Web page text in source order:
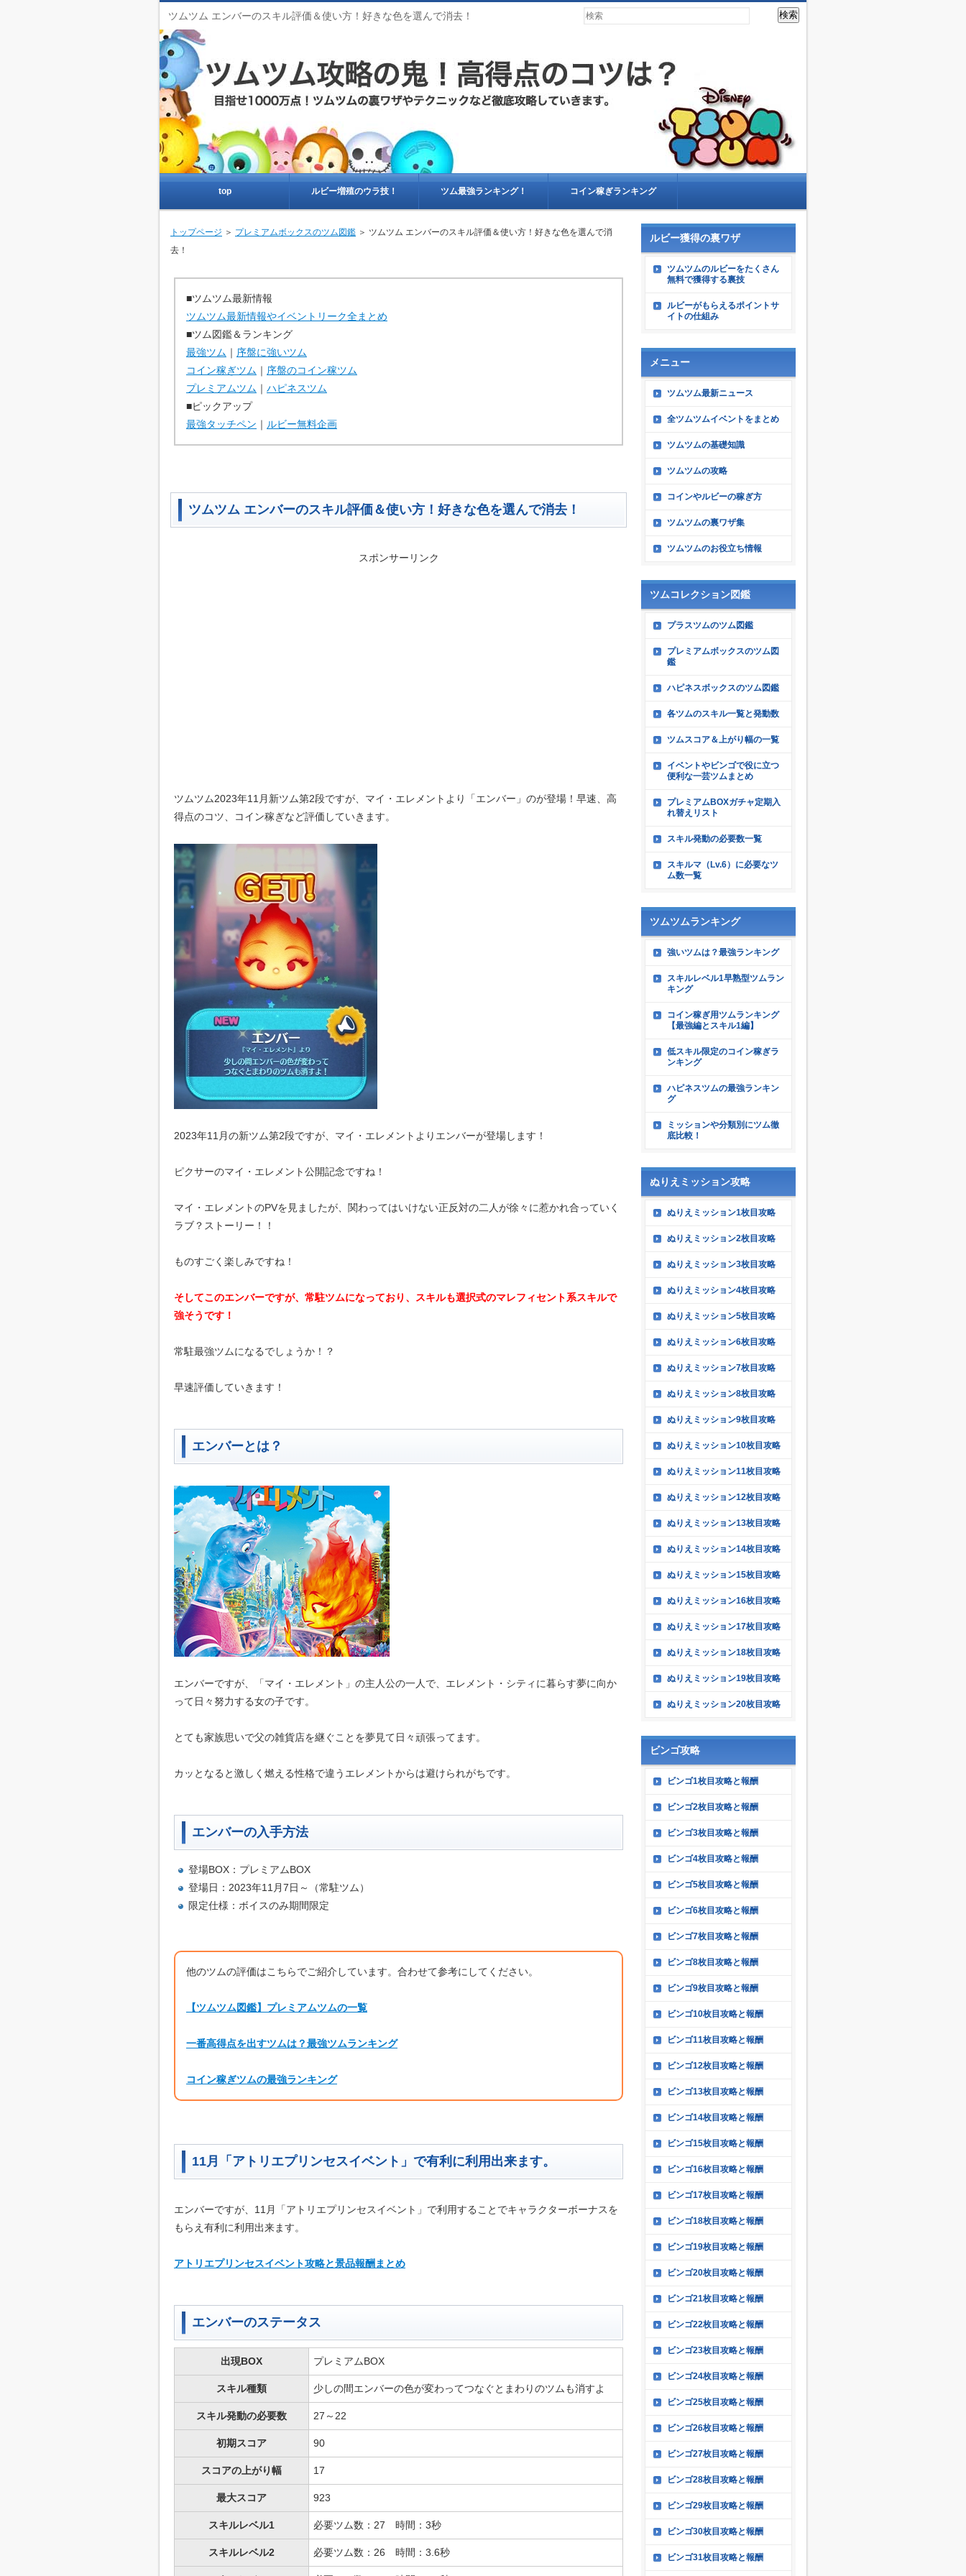
ツムツム エンバーのスキル評価＆使い方！好きな色を選んで消去！
トップページ ＞ プレミアムボックスのツム図鑑 ＞ ツムツム エンバーのスキル評価＆使い方！好きな色を選んで消
去！
■ツムツム最新情報
ツムツム最新情報やイベントリーク全まとめ
■ツム図鑑＆ランキング
最強ツム ｜ 序盤に強いツム
コイン稼ぎツム ｜ 序盤のコイン稼ツム
プレミアムツム ｜ ハピネスツム
■ピックアップ
最強タッチペン ｜ ルビー無料企画
ツムツム エンバーのスキル評価＆使い方！好きな色を選んで消去！
スポンサーリンク
ツムツム2023年11月新ツム第2段ですが、マイ・エレメントより「エンバー」のが登場！早速、高
得点のコツ、コイン稼ぎなど評価していきます。
2023年11月の新ツム第2段ですが、マイ・エレメントよりエンバーが登場します！
ピクサーのマイ・エレメント公開記念ですね！
マイ・エレメントのPVを見ましたが、関わってはいけない正反対の二人が徐々に惹かれ合っていく
ラブ？ストーリー！！
ものすごく楽しみですね！
そしてこのエンバーですが、常駐ツムになっており、スキルも選択式のマレフィセント系スキルで
強そうです！
常駐最強ツムになるでしょうか！？
早速評価していきます！
エンバーとは？
エンバーですが、「マイ・エレメント」の主人公の一人で、エレメント・シティに暮らす夢に向か
って日々努力する女の子です。
とても家族思いで父の雑貨店を継ぐことを夢見て日々頑張ってます。
カッとなると激しく燃える性格で違うエレメントからは避けられがちです。
エンバーの入手方法
登場BOX：プレミアムBOX
登場日：2023年11月7日～（常駐ツム）
限定仕様：ボイスのみ期間限定
他のツムの評価はこちらでご紹介しています。合わせて参考にしてください。
【ツムツム図鑑】プレミアムツムの一覧
一番高得点を出すツムは？最強ツムランキング
コイン稼ぎツムの最強ランキング
11月「アトリエプリンセスイベント」で有利に利用出来ます。
エンバーですが、11月「アトリエプリンセスイベント」で利用することでキャラクターボーナスを
もらえ有利に利用出来ます。
アトリエプリンセスイベント攻略と景品報酬まとめ
エンバーのステータス
出現BOX プレミアムBOX
スキル種類 少しの間エンバーの色が変わってつなぐとまわりのツムも消すよ
スキル発動の必要数 27～22
初期スコア 90
スコアの上がり幅 17
最大スコア 923
スキルレベル1 必要ツム数：27 時間：3秒
スキルレベル2 必要ツム数：26 時間：3.6秒
ルビー獲得の裏ワザ
ツムツムのルビーをたくさん
無料で獲得する裏技
ルビーがもらえるポイントサ
イトの仕組み
メニュー
ツムツム最新ニュース
全ツムツムイベントをまとめ
ツムツムの基礎知識
ツムツムの攻略
コインやルビーの稼ぎ方
ツムツムの裏ワザ集
ツムツムのお役立ち情報
ツムコレクション図鑑
プラスツムのツム図鑑
プレミアムボックスのツム図
鑑
ハピネスボックスのツム図鑑
各ツムのスキル一覧と発動数
ツムスコア＆上がり幅の一覧
イベントやビンゴで役に立つ
便利な一芸ツムまとめ
プレミアムBOXガチャ定期入
れ替えリスト
スキル発動の必要数一覧
スキルマ（Lv.6）に必要なツ
ム数一覧
ツムツムランキング
強いツムは？最強ランキング
スキルレベル1早熟型ツムラン
キング
コイン稼ぎ用ツムランキング
【最強編とスキル1編】
低スキル限定のコイン稼ぎラ
ンキング
ハピネスツムの最強ランキン
グ
ミッションや分類別にツム徹
底比較！
ぬりえミッション攻略
ぬりえミッション1枚目攻略
ぬりえミッション2枚目攻略
ぬりえミッション3枚目攻略
ぬりえミッション4枚目攻略
ぬりえミッション5枚目攻略
ぬりえミッション6枚目攻略
ぬりえミッション7枚目攻略
ぬりえミッション8枚目攻略
ぬりえミッション9枚目攻略
ぬりえミッション10枚目攻略
ぬりえミッション11枚目攻略
ぬりえミッション12枚目攻略
ぬりえミッション13枚目攻略
ぬりえミッション14枚目攻略
ぬりえミッション15枚目攻略
ぬりえミッション16枚目攻略
ぬりえミッション17枚目攻略
ぬりえミッション18枚目攻略
ぬりえミッション19枚目攻略
ぬりえミッション20枚目攻略
ビンゴ攻略
ビンゴ1枚目攻略と報酬
ビンゴ2枚目攻略と報酬
ビンゴ3枚目攻略と報酬
ビンゴ4枚目攻略と報酬
ビンゴ5枚目攻略と報酬
ビンゴ6枚目攻略と報酬
ビンゴ7枚目攻略と報酬
ビンゴ8枚目攻略と報酬
ビンゴ9枚目攻略と報酬
ビンゴ10枚目攻略と報酬
ビンゴ11枚目攻略と報酬
ビンゴ12枚目攻略と報酬
ビンゴ13枚目攻略と報酬
ビンゴ14枚目攻略と報酬
ビンゴ15枚目攻略と報酬
ビンゴ16枚目攻略と報酬
ビンゴ17枚目攻略と報酬
ビンゴ18枚目攻略と報酬
ビンゴ19枚目攻略と報酬
ビンゴ20枚目攻略と報酬
ビンゴ21枚目攻略と報酬
ビンゴ22枚目攻略と報酬
ビンゴ23枚目攻略と報酬
ビンゴ24枚目攻略と報酬
ビンゴ25枚目攻略と報酬
ビンゴ26枚目攻略と報酬
ビンゴ27枚目攻略と報酬
ビンゴ28枚目攻略と報酬
ビンゴ29枚目攻略と報酬
ビンゴ30枚目攻略と報酬
ビンゴ31枚目攻略と報酬
top ルビー増殖のウラ技！ ツム最強ランキング！ コイン稼ぎランキング